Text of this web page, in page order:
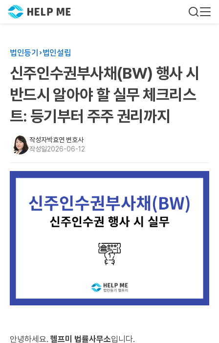
법인등기 법인설립
신주인수권부사채(BW) 행사 시
반드시 알아야 할 실무 체크리스
트: 등기부터 주주 권리까지
작성자박효연 변호사
작성일2026-06-12
안녕하세요. 헬프미 법률사무소입니다.